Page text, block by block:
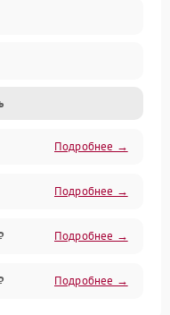
Подробнее →
Подробнее →
Подробнее →
Подробнее →